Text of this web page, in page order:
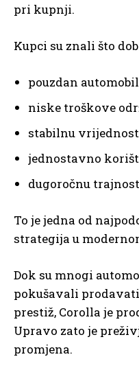
pri kupnji.
Kupci su znali što
pouzdan automobil
niske troškove
stabilnu vrijednost
jednostavno
dugoročnu trajnost
To je jedna od
strategija u
Dok su mnogi
pokušavali
prestiž, Corolla je
Upravo zato je
promjena.